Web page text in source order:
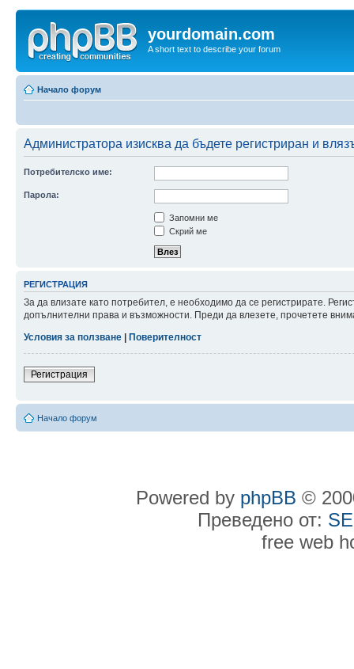
yourdomain.com
A short text to describe your forum
Начало форум
Администратора изисква да бъдете регистриран и
Потребителско име:
Парола:
Запомни ме
Скрий ме
РЕГИСТРАЦИЯ
За да влизате като потребител, е необходимо да се регистрирате.
допълнителни права и възможности. Преди да влезете, прочетете
Условия за ползване
Поверителност
Регистрация
Начало форум
Powered by phpBB ©
Преведено от:
free web